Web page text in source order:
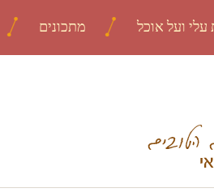
ועל אוכל מתכונים